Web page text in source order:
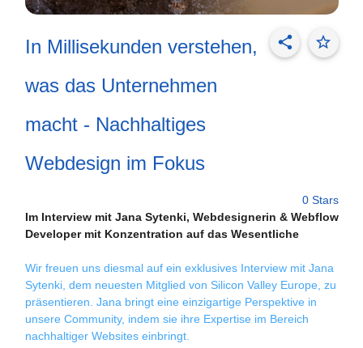
In Millisekunden verstehen,
was das Unternehmen
macht - Nachhaltiges
Webdesign im Fokus
share star_border
0 Stars
Im Interview mit Jana Sytenki, Webdesignerin & Webflow
Developer mit Konzentration auf das Wesentliche
Wir freuen uns diesmal auf ein exklusives Interview mit Jana
Sytenki, dem neuesten Mitglied von Silicon Valley Europe, zu
präsentieren. Jana bringt eine einzigartige Perspektive in
unsere Community, indem sie ihre Expertise im Bereich
nachhaltiger Websites einbringt.